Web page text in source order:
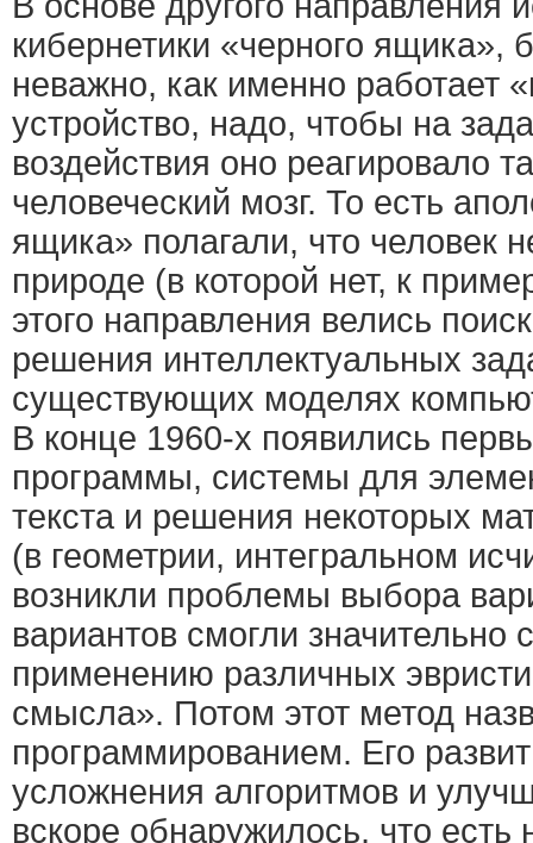
кибернетики «черного ящика»,
неважно, как именно работает
устройство, надо, чтобы на
воздействия оно реагировало
человеческий мозг. То есть
ящика» полагали, что человек
природе (в которой нет, к
этого направления велись
решения интеллектуальных
существующих моделях
В конце 1960-х появились
программы, системы для
текста и решения некоторых
(в геометрии, интегральном
возникли проблемы выбора
вариантов смогли значительно
применению различных
смысла». Потом этот метод
программированием. Его
усложнения алгоритмов и
вскоре обнаружилось, что есть